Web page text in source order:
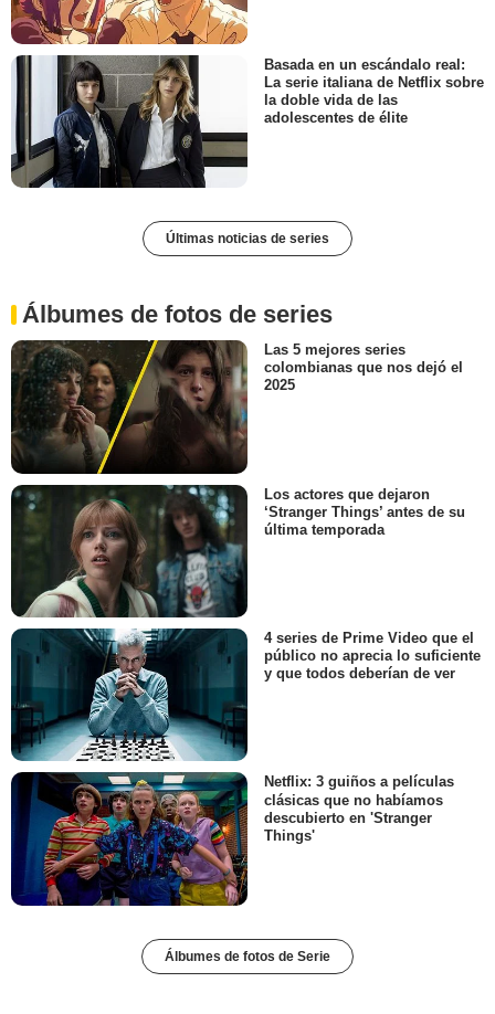
Basada en un escándalo real:
La serie italiana de Netflix sobre
la doble vida de las
adolescentes de élite
Últimas noticias de series
Álbumes de fotos de series
Las 5 mejores series
colombianas que nos dejó el
2025
Los actores que dejaron
‘Stranger Things’ antes de su
última temporada
4 series de Prime Video que el
público no aprecia lo suficiente
y que todos deberían de ver
Netflix: 3 guiños a películas
clásicas que no habíamos
descubierto en 'Stranger
Things'
Álbumes de fotos de Serie